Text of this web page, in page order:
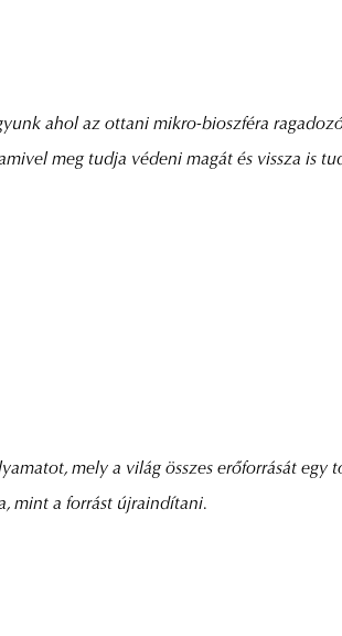
ahol az ottani mikro-bioszféra
meg tudja védeni magát és vissza is
mely a világ összes erőforrását egy
mint a forrást újraindítani.